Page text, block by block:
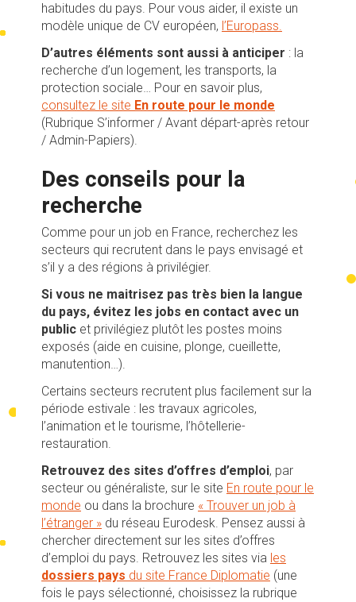
habitudes du pays. Pour vous aider, il existe un
modèle unique de CV européen, l’Europass.
D’autres éléments sont aussi à anticiper : la
recherche d’un logement, les transports, la
protection sociale… Pour en savoir plus,
consultez le site En route pour le monde
(Rubrique S’informer / Avant départ-après retour
/ Admin-Papiers).
Des conseils pour la
recherche
Comme pour un job en France, recherchez les
secteurs qui recrutent dans le pays envisagé et
s’il y a des régions à privilégier.
Si vous ne maitrisez pas très bien la langue
du pays, évitez les jobs en contact avec un
public et privilégiez plutôt les postes moins
exposés (aide en cuisine, plonge, cueillette,
manutention…).
Certains secteurs recrutent plus facilement sur la
période estivale : les travaux agricoles,
l’animation et le tourisme, l’hôtellerie-
restauration.
Retrouvez des sites d’offres d’emploi, par
secteur ou généraliste, sur le site En route pour le
monde ou dans la brochure « Trouver un job à
l’étranger » du réseau Eurodesk. Pensez aussi à
chercher directement sur les sites d’offres
d’emploi du pays. Retrouvez les sites via les
dossiers pays du site France Diplomatie (une
fois le pays sélectionné, choisissez la rubrique